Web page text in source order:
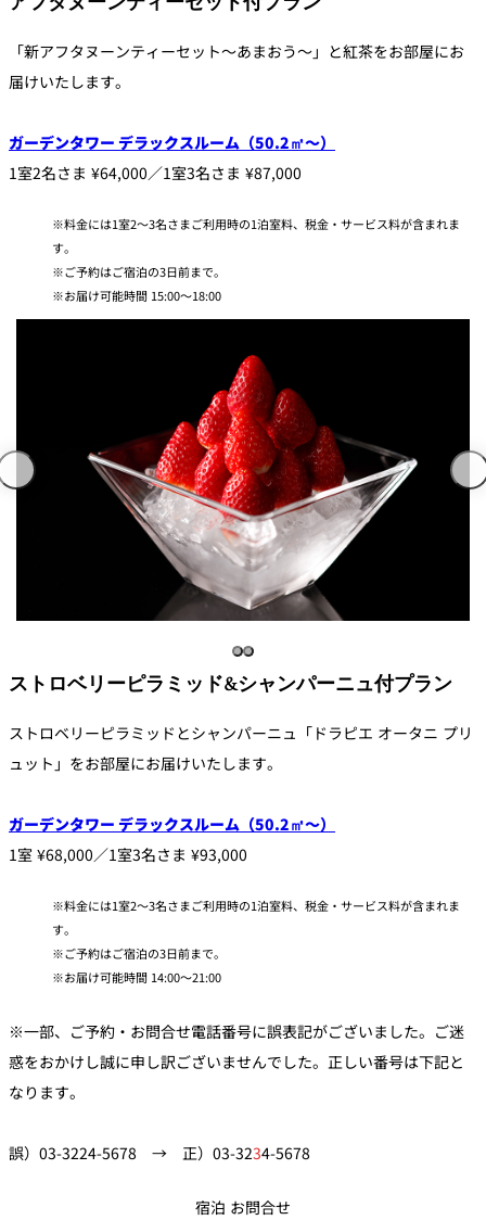
「新アフタヌーンティーセット～あまおう～」と紅茶をお部屋にお
届けいたします。
ガーデンタワー デラックスルーム（50.2㎡～）
1室2名さま ¥64,000／1室3名さま ¥87,000
料金には1室2～3名さまご利用時の1泊室料、税金・サービス料が含まれま
す。
ご予約はご宿泊の3日前まで。
お届け可能時間 15:00～18:00
ストロベリーピラミッド&シャンパーニュ付プラン
ストロベリーピラミッドとシャンパーニュ「ドラピエ オータニ プリ
ュット」をお部屋にお届けいたします。
ガーデンタワー デラックスルーム（50.2㎡～）
1室 ¥68,000／1室3名さま ¥93,000
料金には1室2～3名さまご利用時の1泊室料、税金・サービス料が含まれま
す。
ご予約はご宿泊の3日前まで。
お届け可能時間 14:00～21:00
※一部、ご予約・お問合せ電話番号に誤表記がございました。ご迷
惑をおかけし誠に申し訳ございませんでした。正しい番号は下記と
なります。
誤）03-3224-5678 → 正）03-3234-5678
宿泊 お問合せ